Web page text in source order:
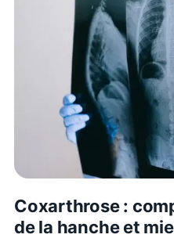
Coxarthrose :
de la hanche et